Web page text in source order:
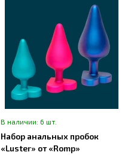
В наличии: 6 шт.
Набор анальных пробок
«Luster» от «Romp»